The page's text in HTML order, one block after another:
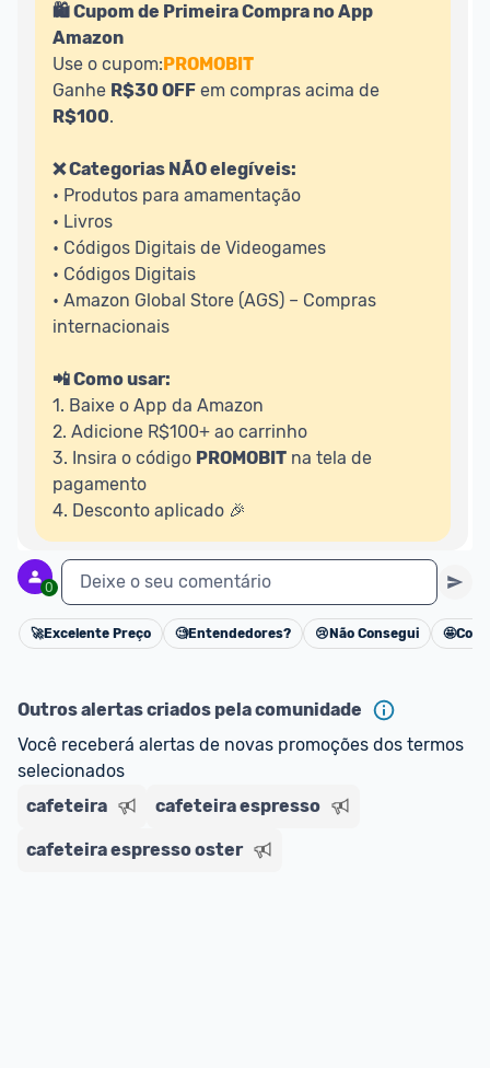
🛍️ Cupom de Primeira Compra no App
Amazon
Use o cupom:PROMOBIT
Ganhe R$30 OFF
R$100.
❌ Categorias NÃO elegíveis:
• Produtos para amamentação
• Livros
• Códigos Digitais de Videogames
• Códigos Digitais
• Amazon Global Store (AGS) – Compras
internacionais
📲 Como usar:
1. Baixe o App da Amazon
2. Adicione R$100+ ao carrinho
3. Insira o código PROMOBIT na tela de
pagamento
4. Desconto aplicado 🎉
0 Deixe o seu comentário
Cancelar
🚀Excelente Preço 🧐Entendedores? 😢 Não Consegui 🤩
Outros alertas criados pela comunidade
Você receberá alertas de novas promoções dos termos
selecionados
cafeteira
cafeteira espresso
cafeteira espresso oster